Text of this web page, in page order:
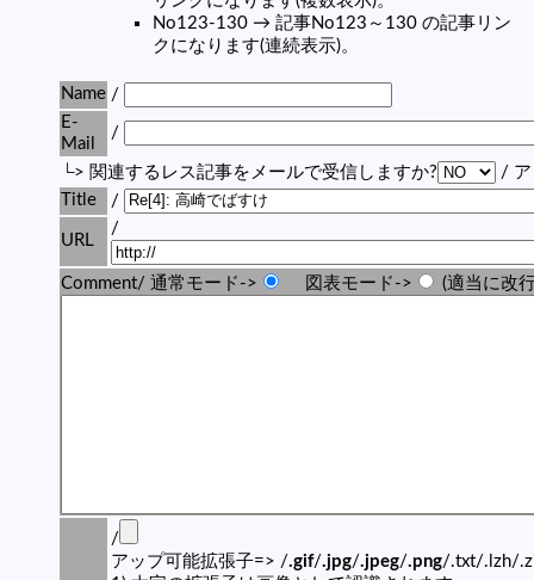
No123-130 → 記事No123～130 の記事リン
クになります(連続表示)。
Name /
E-
Mail
/
└> 関連するレス記事をメールで受信しますか?
/ ア
Title
/
URL
/
Comment/ 通常モード-> 図表モード-> (適当に改
/
アップ可能拡張子=> /.gif/.jpg/.jpeg/.png/.txt/.lzh/